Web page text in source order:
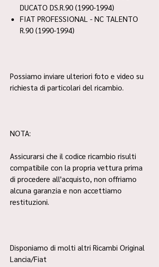
DUCATO DS.R.90 (1990-1994)
FIAT PROFESSIONAL - NC TALENTO
R.90 (1990-1994)
Possiamo inviare ulteriori foto e video su
richiesta di particolari del ricambio.
NOTA:
Assicurarsi che il codice ricambio risulti
compatibile con la propria vettura prima
di procedere all'acquisto, non offriamo
alcuna garanzia e non accettiamo
restituzioni.
Disponiamo di molti altri Ricambi Original
Lancia/Fiat